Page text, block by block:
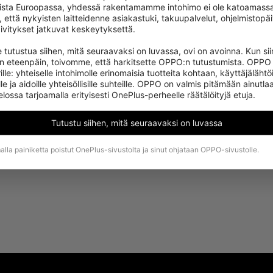
to us, please share your comments after you
Euroopassa, yhdessä rakentamamme intohimo ei ole
että nykyisten laitteidenne asiakastuki, takuupalvelut,
jatkuvat keskeytyksettä.
tutustua siihen, mitä seuraavaksi on luvassa, ovi on avoinna. Kun
eteenpäin, toivomme, että harkitsette OPPO:n tutustumista.
yhteiselle intohimolle erinomaisia tuotteita kohtaan,
ja aidoille yhteisöllisille suhteille. OPPO on valmis pitämään
tarjoamalla erityisesti OnePlus-perheelle räätälöityjä etuja.
Tutustu siihen, mitä seuraavaksi on luvassa
painiketta poistut OnePlus-sivustolta ja sinut ohjataan OPPO-sivustolle.